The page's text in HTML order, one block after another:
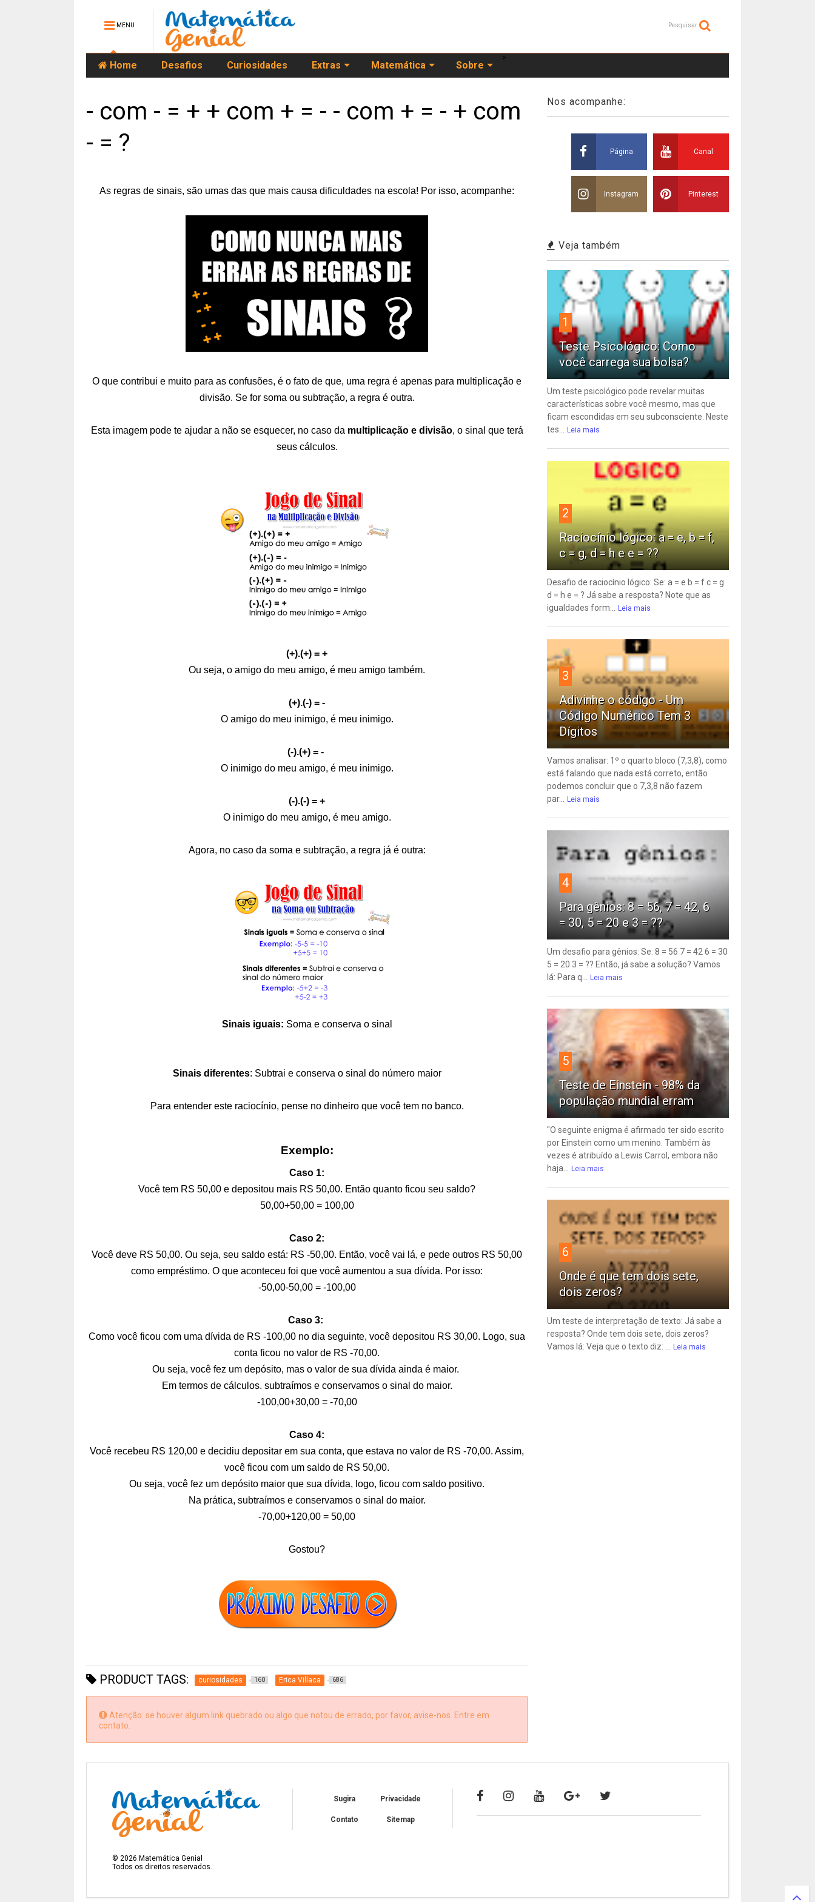
MENU Pesquisar
Home Desafios Curiosidades Extras
>
Matemática Sobre
- com - = + + com + = - - com + = - + com
- = ?
As regras de sinais, são umas das que mais causa dificuldades na escola! Por isso, acompanhe:
O que contribui e muito para as confusões, é o fato de que, uma regra é apenas para multiplicação e
divisão. Se for soma ou subtração, a regra é outra.
Esta imagem pode te ajudar a não se esquecer, no caso da multiplicação e divisão, o sinal que terá
seus cálculos.
(+).(+) = +
Ou seja, o amigo do meu amigo, é meu amigo também.
(+).(-) = -
O amigo do meu inimigo, é meu inimigo.
(-).(+) = -
O inimigo do meu amigo, é meu inimigo.
(-).(-) = +
O inimigo do meu amigo, é meu amigo.
Agora, no caso da soma e subtração, a regra já é outra:
Sinais iguais: Soma e conserva o sinal
Sinais diferentes: Subtrai e conserva o sinal do número maior
Para entender este raciocínio, pense no dinheiro que você tem no banco.
Exemplo:
Caso 1:
Você tem RS 50,00 e depositou mais RS 50,00. Então quanto ficou seu saldo?
50,00+50,00 = 100,00
Caso 2:
Você deve RS 50,00. Ou seja, seu saldo está: RS -50,00. Então, você vai lá, e pede outros RS 50,00
como empréstimo. O que aconteceu foi que você aumentou a sua dívida. Por isso:
-50,00-50,00 = -100,00
Caso 3:
Como você ficou com uma dívida de RS -100,00 no dia seguinte, você depositou RS 30,00. Logo, sua
conta ficou no valor de RS -70,00.
Ou seja, você fez um depósito, mas o valor de sua dívida ainda é maior.
Em termos de cálculos. subtraímos e conservamos o sinal do maior.
-100,00+30,00 = -70,00
Caso 4:
Você recebeu RS 120,00 e decidiu depositar em sua conta, que estava no valor de RS -70,00. Assim,
você ficou com um saldo de RS 50,00.
Ou seja, você fez um depósito maior que sua dívida, logo, ficou com saldo positivo.
Na prática, subtraímos e conservamos o sinal do maior.
-70,00+120,00 = 50,00
Gostou?
PRODUCT TAGS: curiosidades 160 Erica Villaca 686
Atenção: se houver algum link quebrado ou algo que notou de errado, por favor, avise-nos. Entre em
contato.
Nos acompanhe:
Página Canal
Instagram Pinterest
Veja também
1
Teste Psicológico: Como
você carrega sua bolsa?
Um teste psicológico pode revelar muitas
características sobre você mesmo, mas que
ficam escondidas em seu subconsciente. Neste
tes...
Leia mais
2
Raciocínio lógico: a = e, b = f,
c = g, d = h e e = ??
Desafio de raciocínio lógico: Se: a = e b = f c = g
d = h e = ? Já sabe a resposta? Note que as
igualdades form...
Leia mais
3
Adivinhe o código - Um
Código Numérico Tem 3
Dígitos
Vamos analisar: 1º o quarto bloco (7,3,8), como
está falando que nada está correto, então
podemos concluir que o 7,3,8 não fazem
par...
Leia mais
4
Para gênios: 8 = 56, 7 = 42, 6
= 30, 5 = 20 e 3 = ??
Um desafio para gênios: Se: 8 = 56 7 = 42 6 = 30
5 = 20 3 = ?? Então, já sabe a solução? Vamos
lá: Para q...
Leia mais
5
Teste de Einstein - 98% da
população mundial erram
"O seguinte enigma é afirmado ter sido escrito
por Einstein como um menino. Também às
vezes é atribuído a Lewis Carrol, embora não
haja...
Leia mais
6
Onde é que tem dois sete,
dois zeros?
Um teste de interpretação de texto: Já sabe a
resposta? Onde tem dois sete, dois zeros?
Vamos lá: Veja que o texto diz: ...
Leia mais
©2026 Matemática Genial
Todos os direitos reservados.
Sugira Privacidade
Contato Sitemap